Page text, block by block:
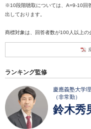
※10段階聴取については、A=9-10回
出しております。
商標対象は、回答者数が100人以上の
ランキング監修
慶應義塾大学
（非常勤）
鈴木秀